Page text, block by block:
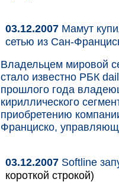
03.12.2007 Мамут
сетью из Сан-
Владельцем мировой
стало известно РБК
прошлого года
кириллического
приобретению
Франциско,
03.12.2007 Softline
короткой строкой)